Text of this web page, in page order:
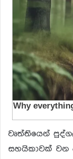
වෘත්තියෙන්
සහයිකාවක්